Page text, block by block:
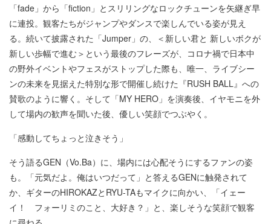
「fade」から「fiction」とスリリングなロックチューンを矢継ぎ早
に連投。観客たちがジャンプやダンスで楽しんでいる姿が見え
る。続いて披露された「Jumper」の、＜新しい君と 新しいボクが
新しい歩幅で進む＞という最後のフレーズが、コロナ禍で日本中
の野外イベントやフェスがストップした際も、唯一、ライブシー
ンの未来を見据えた特別な形で開催し続けた『RUSH BALL』への
賛歌のように響く。そして「MY HERO」を演奏後、イヤモニを外
して場内の歓声を聞いた後、優しい笑顔でつぶやく。
「感動してちょっと泣きそう」
そう語るGEN（Vo.Ba）に、場内には心配そうにするファンの姿
も。「元気だよ。俺はいつだって」と答えるGENに触発されて
か、ギターのHIROKAZとRYU-TAもマイクに向かい、「イェー
イ！ フォーリミのこと、大好き？」と、楽しそうな笑顔で観客